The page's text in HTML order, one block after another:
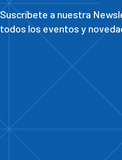
Suscríbete a nuestra
todos los eventos y